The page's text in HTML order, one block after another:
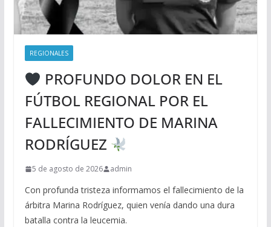
REGIONALES
PROFUNDO DOLOR EN EL
FÚTBOL REGIONAL POR EL
FALLECIMIENTO DE MARINA
RODRÍGUEZ
5 de agosto de 2026 admin
Con profunda tristeza informamos el fallecimiento de la
árbitra Marina Rodríguez, quien venía dando una dura
batalla contra la leucemia.